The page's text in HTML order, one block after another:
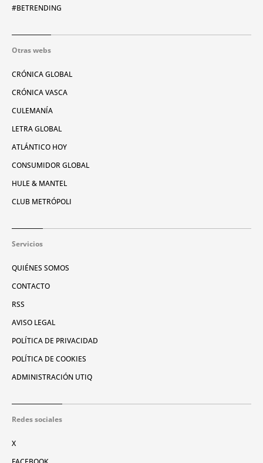
#BETRENDING
Otras webs
CRÓNICA GLOBAL
CRÓNICA VASCA
CULEMANÍA
LETRA GLOBAL
ATLÁNTICO HOY
CONSUMIDOR GLOBAL
HULE & MANTEL
CLUB METRÓPOLI
Servicios
QUIÉNES SOMOS
CONTACTO
RSS
AVISO LEGAL
POLÍTICA DE PRIVACIDAD
POLÍTICA DE COOKIES
ADMINISTRACIÓN UTIQ
Redes sociales
X